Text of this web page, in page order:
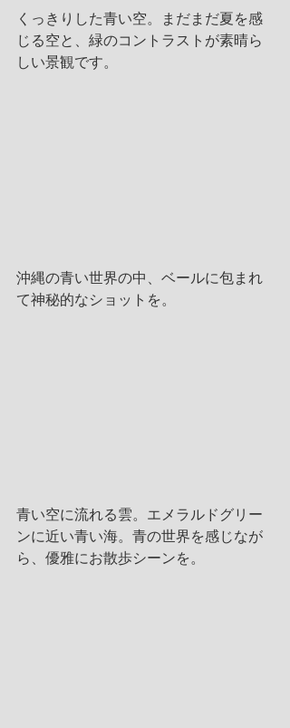
くっきりした青い空。まだまだ夏を感
じる空と、緑のコントラストが素晴ら
しい景観です。
沖縄の青い世界の中、ベールに包まれ
て神秘的なショットを。
青い空に流れる雲。エメラルドグリー
ンに近い青い海。青の世界を感じなが
ら、優雅にお散歩シーンを。